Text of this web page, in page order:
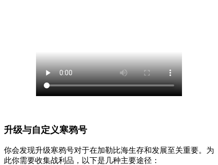
升级与自定义寒鸦号
你会发现升级寒鸦号对于在加勒比海生存和发展至关重要。为
此你需要收集战利品，以下是几种主要途径：